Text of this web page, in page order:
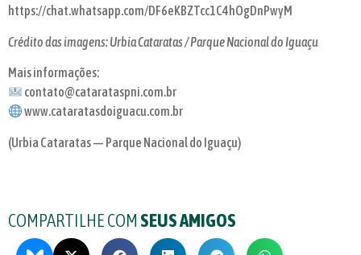
https://chat.whatsapp.com/DF6eKBZTcc1C4hOgDnPwyM
Crédito das imagens: Urbia Cataratas / Parque Nacional do Iguaçu
Mais informações:
contato@catarataspni.com.br
www.cataratasdoiguacu.com.br
(Urbia Cataratas — Parque Nacional do Iguaçu)
COMPARTILHE COM SEUS AMIGOS